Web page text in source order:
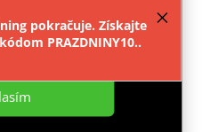
pokračuje. Získajte
PRAZDNINY10..